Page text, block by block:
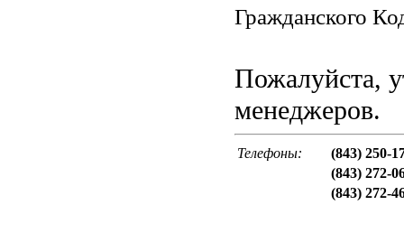
Гражданского
Пожалуйста,
менеджеров.
Телефоны:
(843) 250-
(843) 272-
(843) 272-